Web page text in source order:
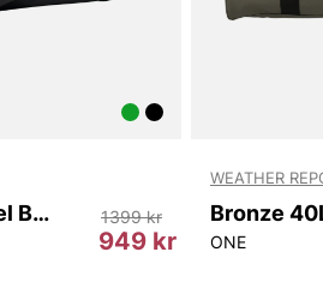
Yahk Duffel Bag 40L
949 kr
1399 kr
WEATHER
ONE